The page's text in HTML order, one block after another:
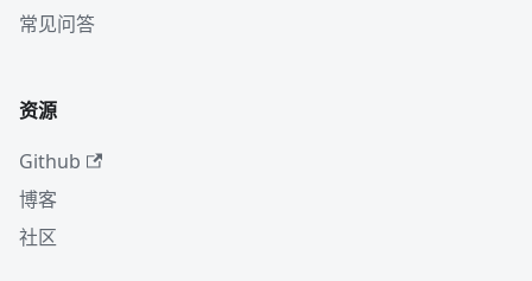
常见问答
资源
Github
博客
社区